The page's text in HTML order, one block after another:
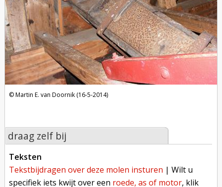
Martin E. van Doornik (16-5-2014)
draag zelf bij
teksten
tekstbijdragen over deze molen insturen | Wilt u
specifiek iets kwijt over een roede, as of motor, klik